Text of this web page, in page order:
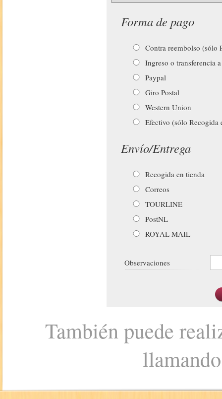
Forma de pago
Contra reembolso (sólo
Ingreso o transferencia
Paypal
Giro Postal
Western Union
Efectivo (sólo Recogida
Envío/Entrega
Recogida en tienda
Correos
TOURLINE
PostNL
ROYAL MAIL
Observaciones
También puede